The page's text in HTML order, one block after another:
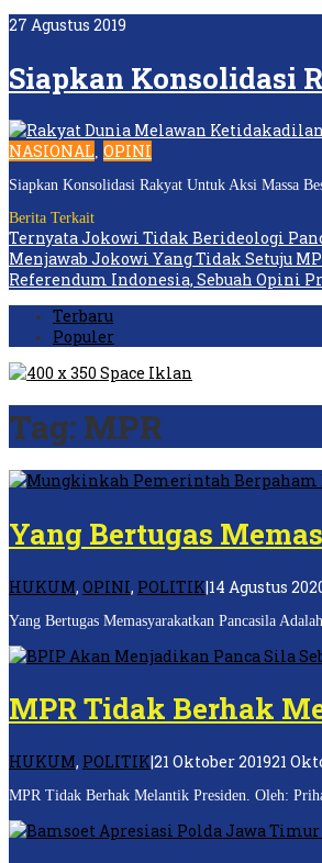
27 Agustus 2019
Siapkan Konsolidasi
NASIONAL, OPINI
Siapkan Konsolidasi Rakyat Untuk Aksi Massa
Berita Terkait
Ternyata Jokowi Tidak Berideologi
Menjawab Jokowi Yang Tidak Setuju
Referendum Indonesia, Sebuah Opini
Terbaru
Populer
Tag: MPR
Yang Bertugas
HUKUM, OPINI, POLITIK|14 Agustus
Yang Bertugas Memasyarakatkan Pancasila
MPR Tidak Berhak
HUKUM, POLITIK|21 Oktober 201921
MPR Tidak Berhak Melantik Presiden. Oleh: